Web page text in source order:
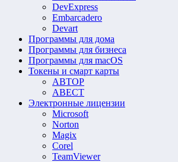
DevExpress
Embarcadero
Devart
Программы для дома
Программы для бизнеса
Программы для macOS
Токены и смарт карты
АВТОР
АВЕСТ
Электронные лицензии
Microsoft
Norton
Magix
Corel
TeamViewer